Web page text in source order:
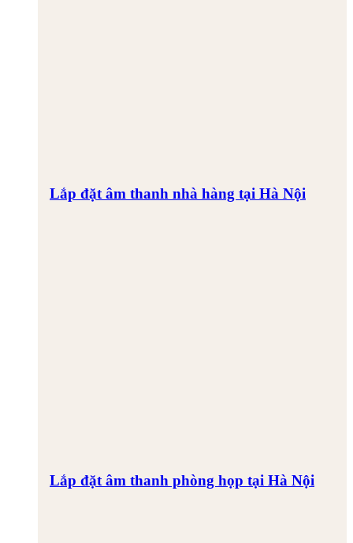
Lắp đặt âm thanh nhà hàng tại Hà Nội
Lắp đặt âm thanh phòng họp tại Hà Nội